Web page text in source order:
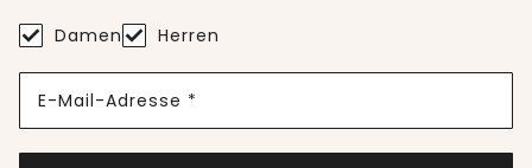
Damen Herren
E-Mail-Adresse *